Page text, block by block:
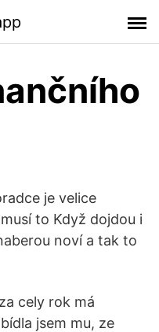
je velice
to Když dojdou i
noví a tak to
cely rok má
jsem mu, ze